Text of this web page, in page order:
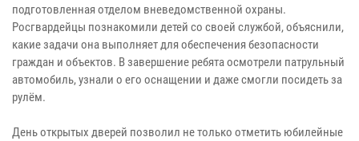
подготовленная отделом вневедомственной охраны.
Росгвардейцы познакомили детей со своей службой, объяснили,
какие задачи она выполняет для обеспечения безопасности
граждан и объектов. В завершение ребята осмотрели патрульный
автомобиль, узнали о его оснащении и даже смогли посидеть за
рулём.
День открытых дверей позволил не только отметить юбилейные